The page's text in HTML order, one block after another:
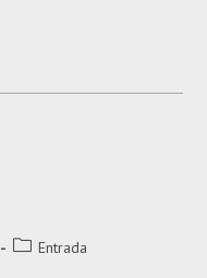
Categoría
Entrada